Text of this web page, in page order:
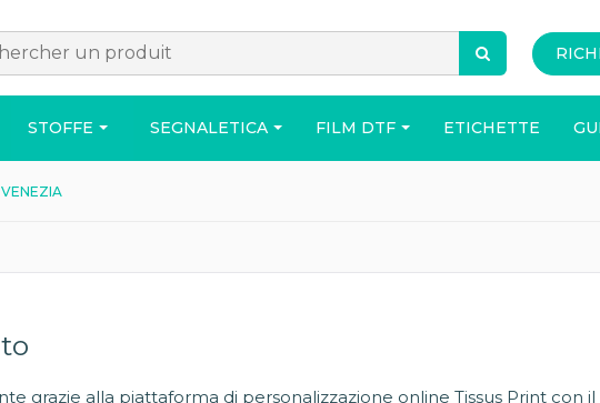
STOFFE
ACCESSORI
SEGNALETICA FILM DTF ETICHETTE
grazie alla piattaforma di personalizzazione online Tissus Print con